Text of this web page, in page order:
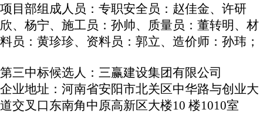
项目部组成人员：专职安全员：赵佳金、许研
欣、杨宁、施工员：孙帅、质量员：董转明、材
料员：黄珍珍、资料员：郭立、造价师：孙玮；
第三中标候选人：三赢建设集团有限公司
企业地址：河南省安阳市北关区中华路与创业大
道交叉口东南角中原高新区大楼10 楼1010室